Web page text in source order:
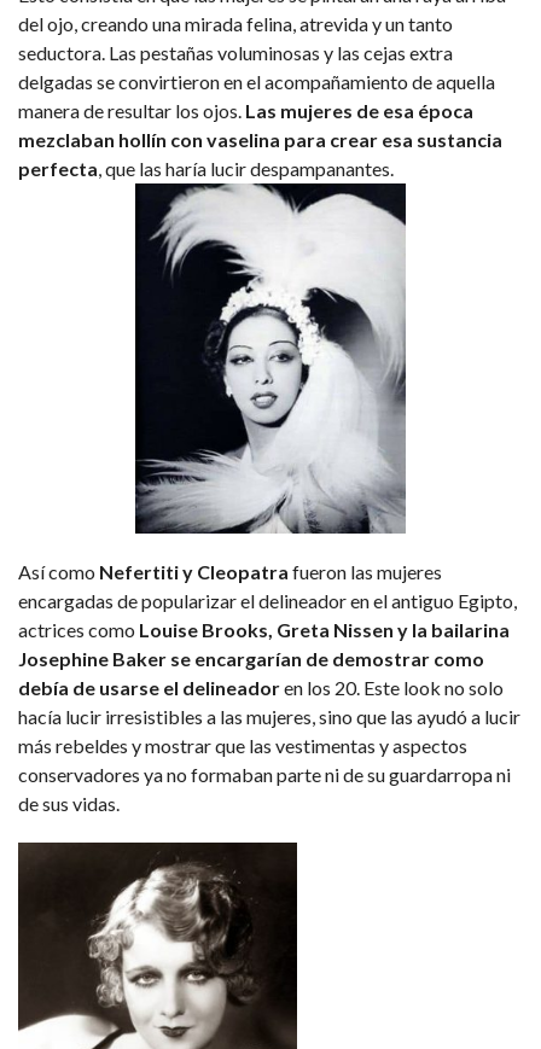
del ojo, creando una mirada felina, atrevida y un tanto
seductora. Las pestañas voluminosas y las cejas extra
delgadas se convirtieron en el acompañamiento de aquella
manera de resultar los ojos. Las mujeres de esa época
mezclaban hollín con vaselina para crear esa sustancia
perfecta, que las haría lucir despampanantes.
Así como Nefertiti y Cleopatra fueron las mujeres
encargadas de popularizar el delineador en el antiguo Egipto,
actrices como Louise Brooks, Greta Nissen y la bailarina
Josephine Baker se encargarían de demostrar como
debía de usarse el delineadoren los 20. Este look no solo
hacía lucir irresistibles a las mujeres, sino que las ayudó a lucir
más rebeldes y mostrar que las vestimentas y aspectos
conservadores ya no formaban parte ni de su guardarropa ni
de sus vidas.